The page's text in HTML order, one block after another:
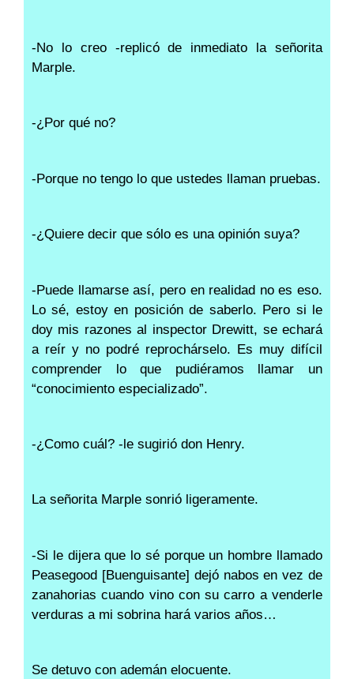
-No lo creo -replicó de inmediato la señorita
Marple.
-¿Por qué no?
-Porque no tengo lo que ustedes llaman pruebas.
-¿Quiere decir que sólo es una opinión suya?
-Puede llamarse así, pero en realidad no es eso.
Lo sé, estoy en posición de saberlo. Pero si le
doy mis razones al inspector Drewitt, se echará
a reír y no podré reprochárselo. Es muy difícil
comprender lo que pudiéramos llamar un
“conocimiento especializado”.
-¿Como cuál? -le sugirió don Henry.
La señorita Marple sonrió ligeramente.
-Si le dijera que lo sé porque un hombre llamado
Peasegood [Buenguisante] dejó nabos en vez de
zanahorias cuando vino con su carro a venderle
verduras a mi sobrina hará varios años…
Se detuvo con ademán elocuente.